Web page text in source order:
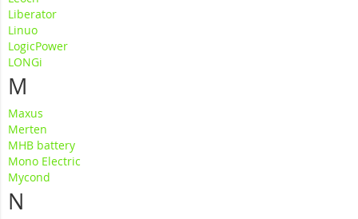
Liberator
Linuo
LogicPower
LONGi
M
Maxus
Merten
MHB battery
Mono Electric
Mycond
N